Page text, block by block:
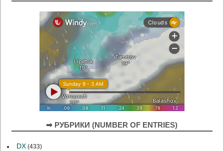
➡ РУБРИКИ (NUMBER OF ENTRIES)
DX (433)